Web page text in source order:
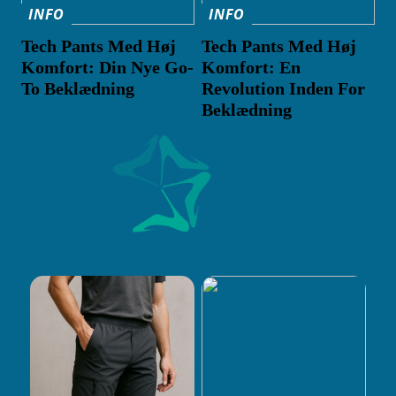
INFO
Tech Pants Med Høj
Komfort: Din Nye Go-
To Beklædning
INFO
Tech Pants Med Høj
Komfort: En
Revolution Inden For
Beklædning